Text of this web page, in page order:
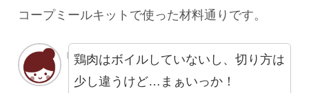
コープミールキットで使った材料通りです。
鶏肉はボイルしていないし、切り方は
少し違うけど…まぁいっか！